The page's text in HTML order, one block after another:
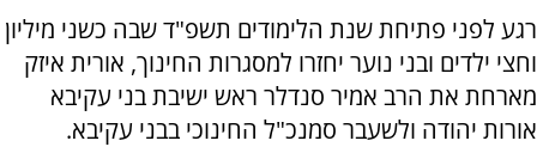
רגע לפני פתיחת שנת הלימודים תשפ"ד שבה כשני מיליון
וחצי ילדים ובני נוער יחזרו למסגרות החינוך, אורית איזק
מארחת את הרב אמיר סנדלר ראש ישיבת בני עקיבא
אורות יהודה ולשעבר סמנכ"ל החינוכי בבני עקיבא.